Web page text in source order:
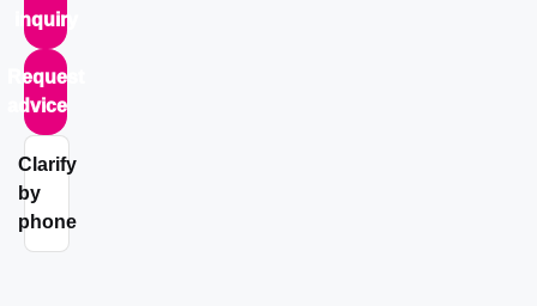
inquiry
Request
advice
Clarify
by
phone